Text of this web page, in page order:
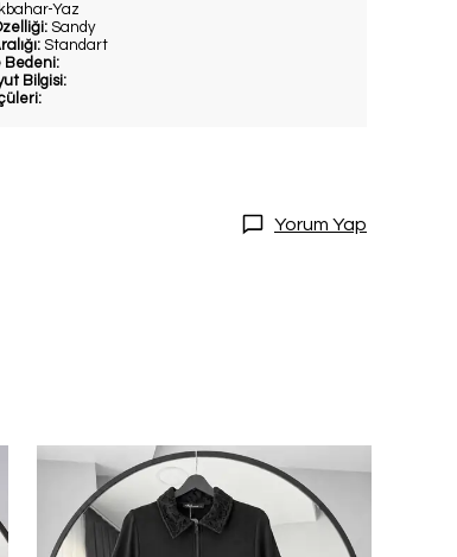
Yaz
Sandy
Standart
Bedeni:
Bilgisi:
Yorum Yap